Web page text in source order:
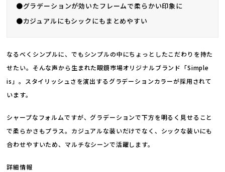
●グラデーションが効いたフレームで柔らかい印象に
●カジュアルにもシックにもまとめやすい
なるべくシンプルに、でもシンプルの中にちょっとしたこだわりを持た
せたい。そんな声から生まれた眼鏡市場オリジナルブランド「Simple
is」。スタイリッシュさを演出するグラデーションカラーが採用されて
います。
シャープなフォルムですが、グラデーションで下方を明るく見せること
で柔らかさもプラス。カジュアルな装いだけでなく、シックな装いにも
合わせやすいため、マルチなシーンで活躍します。
詳細情報